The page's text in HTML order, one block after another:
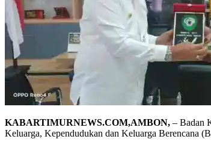
KABARTIMURNEWS.COM,AMBON, – Badan
Keluarga, Kependudukan dan Keluarga Berencana